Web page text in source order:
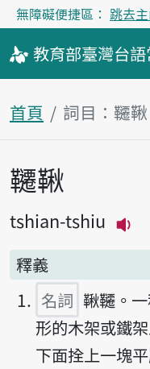
無障礙便捷區： 跳去
教育部臺灣台語
首頁 詞目：韆鞦
主內容區塊
韆鞦
tshian-tshiu
釋義
名詞 鞦韆。
形的木架或鐵
下面拴上一塊